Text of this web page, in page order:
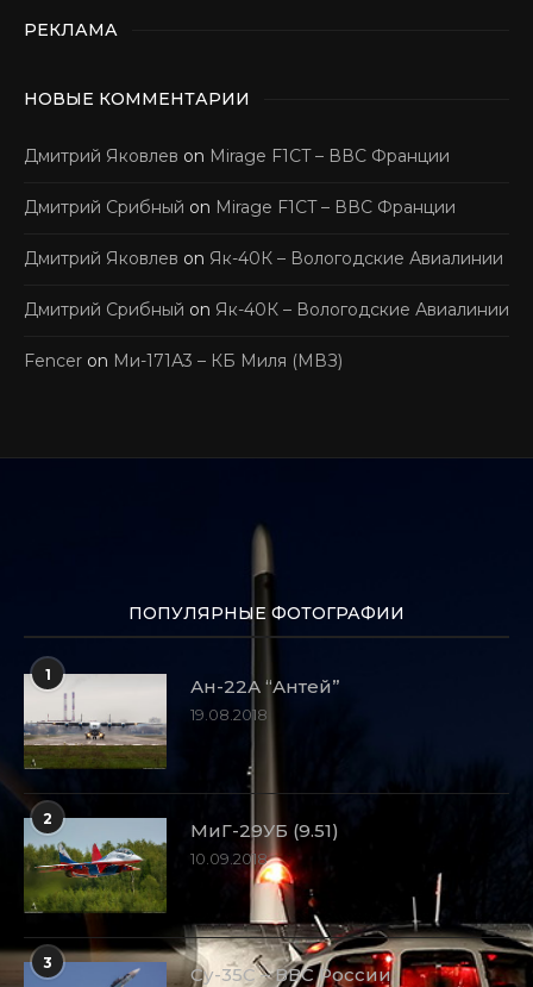
РЕКЛАМА
НОВЫЕ КОММЕНТАРИИ
Дмитрий Яковлев on Mirage F1CT – ВВС Франции
Дмитрий Срибный on Mirage F1CT – ВВС Франции
Дмитрий Яковлев on Як-40К – Вологодские Авиалинии
Дмитрий Срибный on Як-40К – Вологодские Авиалинии
Fencer on Ми-171А3 – КБ Миля (МВЗ)
ПОПУЛЯРНЫЕ ФОТОГРАФИИ
1
Ан-22А “Антей”
19.08.2018
2
МиГ-29УБ (9.51)
10.09.2018
3
Су-35С – ВВС России